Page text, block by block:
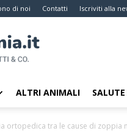
di noi Contatti Iscriviti alla
ALTRI ANIMALI SALUTE
ortopedica tra le cause di zoppia